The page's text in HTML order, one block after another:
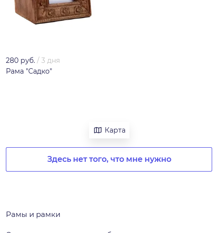
280 руб. / 3 дня
Рама "Садко"
Карта
Здесь нет того, что мне нужно
Рамы и рамки